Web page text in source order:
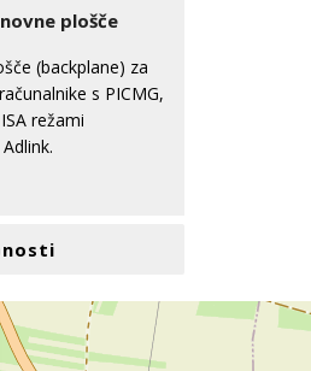
plošče
(backplane) za
s PICMG,
režami